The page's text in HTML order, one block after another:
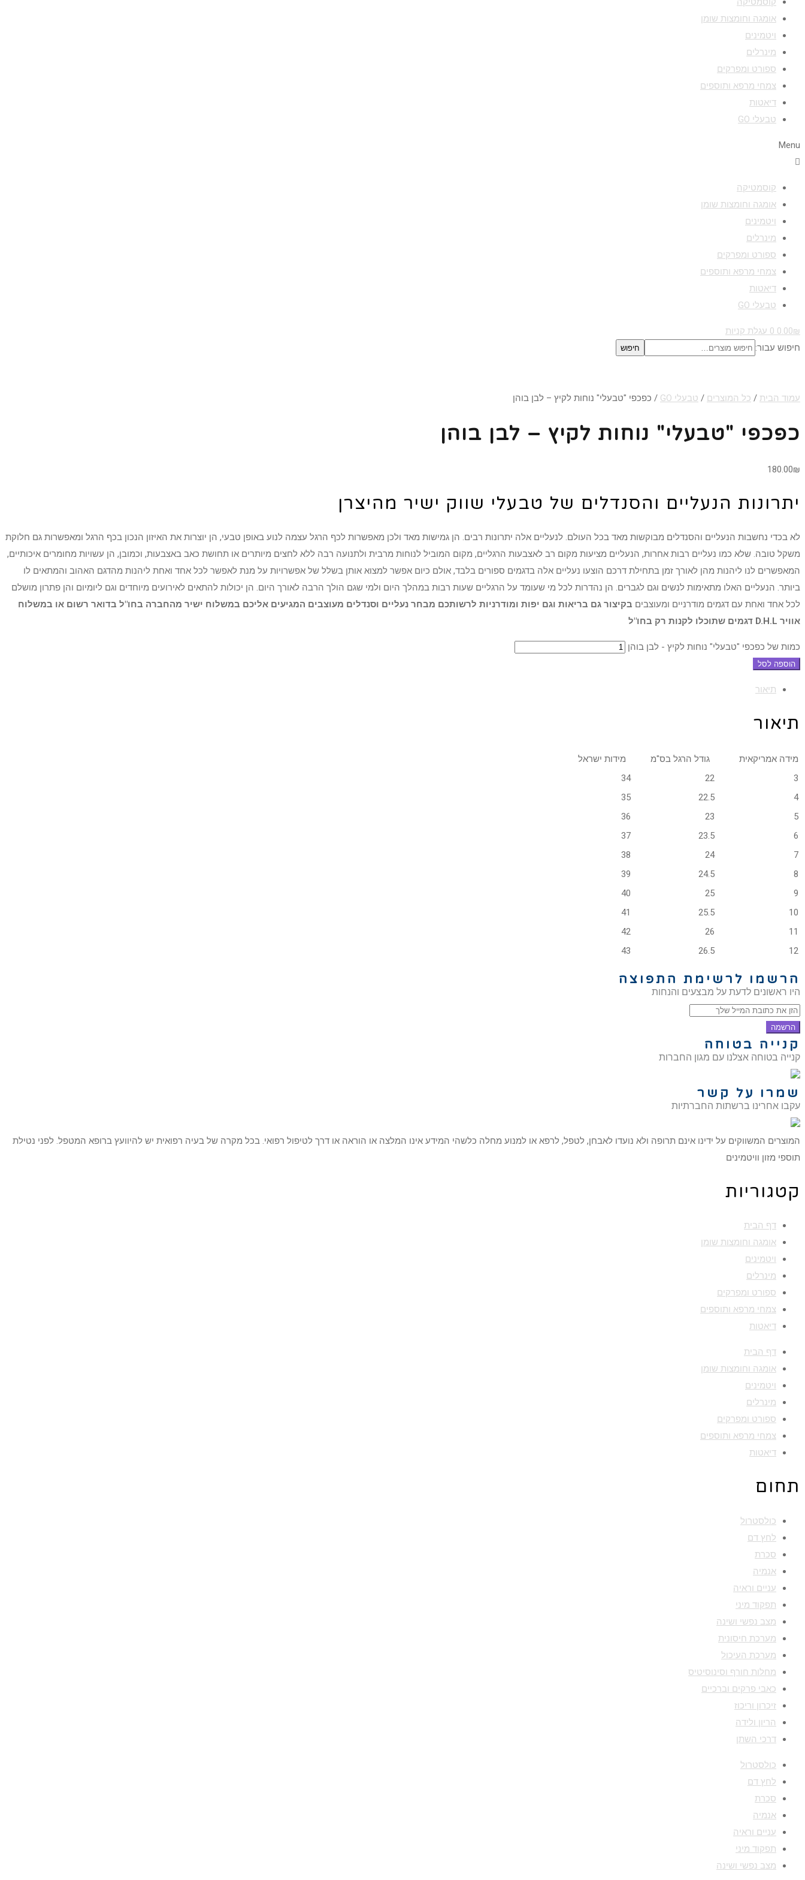
אומגה וחומצות שומן
ויטמינים
מינרלים
ספורט ומפרקים
צמחי מרפא ותוספים
דיאטות
טבעלי GO
Menu
קוסמטיקה
אומגה וחומצות שומן
ויטמינים
מינרלים
ספורט ומפרקים
צמחי מרפא ותוספים
דיאטות
טבעלי GO
0.00₪
0 עגלת קניות
חיפוש עבור:
חיפוש
עמוד הבית / כל המוצרים / טבעלי GO / כפכפי "טבעלי" נוחות לקיץ – לבן בוהן
כפכפי "טבעלי" נוחות לקיץ – לבן בוהן
180.00₪
יתרונות הנעליים והסנדלים של טבעלי שווק ישיר מהיצרן
לא בכדי נחשבות הנעליים והסנדלים מבוקשות מאד בכל העולם. לנעליים אלה יתרונות רבים. הן גמישות מאד ולכן מאפשרות לכף הרגל עצמה לנוע באופן טבעי, הן יוצרות את האיזון הנכון בכף הרגל ומאפשרות גם חלוקת
משקל טובה. שלא כמו נעליים רבות אחרות, הנעליים מציעות מקום רב לאצבעות הרגליים, מקום המוביל לנוחות מרבית ולתנועה רבה ללא לחצים מיותרים או תחושת כאב באצבעות, וכמובן, הן עשויות מחומרים איכותיים,
המאפשרים לנו ליהנות מהן לאורך זמן בתחילת דרכם הוצעו נעליים אלה בדגמים ספורים בלבד, אולם כיום אפשר למצוא אותן בשלל של אפשרויות על מנת לאפשר לכל אחד ואחת ליהנות מהדגם האהוב והמתאים לו
ביותר. הנעליים האלו מתאימות לנשים וגם לגברים. הן נהדרות לכל מי שעומד על הרגליים שעות רבות במהלך היום ולמי שגם הולך הרבה לאורך היום. הן יכולות להתאים לאירועים מיוחדים וגם ליומיום והן פתרון מושלם
לכל אחד ואחת עם דגמים מודרניים ומעוצבים בקיצור גם בריאות וגם יפות ומודרניות לרשותכם מבחר נעליים וסנדלים מעוצבים המגיעים אליכם במשלוח ישיר מהחברה בחו"ל בדואר רשום או במשלוח
אוויר D.H.L דגמים שתוכלו לקנות רק בחו"ל
כמות של כפכפי "טבעלי" נוחות לקיץ - לבן בוהן
הוספה לסל
תיאור
תיאור
מידה אמריקאית גודל הרגל בס"מ
מידות ישראל
3
22
34
4
22.5
35
5
23
36
6
23.5
37
7
24
38
8
24.5
39
9
25
40
10
25.5
41
11
26
42
12
26.5
43
הרשמו לרשימת התפוצה
היו ראשונים לדעת על מבצעים והנחות
הרשמה
קנייה בטוחה
קנייה בטוחה אצלנו עם מגון החברות
שמרו על קשר
עקבו אחרינו ברשתות החברתיות
המוצרים המשווקים על ידינו אינם תרופה ולא נועדו לאבחן, לטפל, לרפא או למנוע מחלה כלשהי המידע אינו המלצה או הוראה או דרך לטיפול רפואי. בכל מקרה של בעיה רפואית יש להיוועץ ברופא המטפל. לפני נטילת
תוספי מזון וויטמינים
קטגוריות
דף הבית
אומגה וחומצות שומן
ויטמינים
מינרלים
ספורט ומפרקים
צמחי מרפא ותוספים
דיאטות
דף הבית
אומגה וחומצות שומן
ויטמינים
מינרלים
ספורט ומפרקים
צמחי מרפא ותוספים
דיאטות
תחום
כולסטרול
לחץ דם
סכרת
אנמיה
עניים וראיה
תפקוד מיני
מצב נפשי ושינה
מערכת חיסונית
מערכת העיכול
מחלות חורף וסינוסיטיס
כאבי פרקים וברכיים
זיכרון וריכוז
הריון ולידה
דרכי השתן
כולסטרול
לחץ דם
סכרת
אנמיה
עניים וראיה
תפקוד מיני
מצב נפשי ושינה